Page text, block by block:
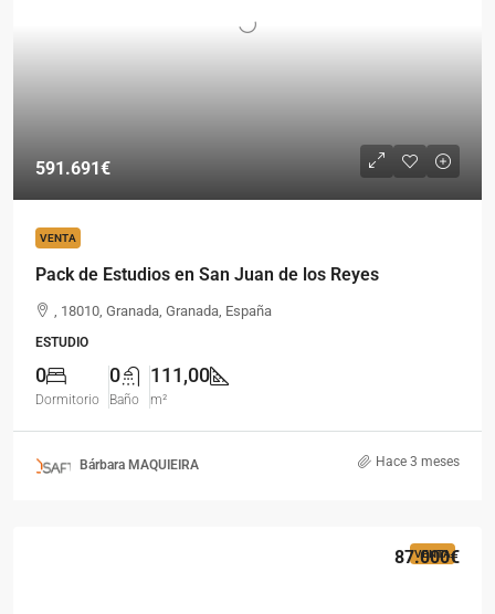
591.691€
VENTA
Pack de Estudios en San Juan de los Reyes
, 18010, Granada, Granada, España
ESTUDIO
0
Dormitorio
0
Baño
111,00
m²
Bárbara MAQUIEIRA Hace 3 meses
VENTA
87.000€